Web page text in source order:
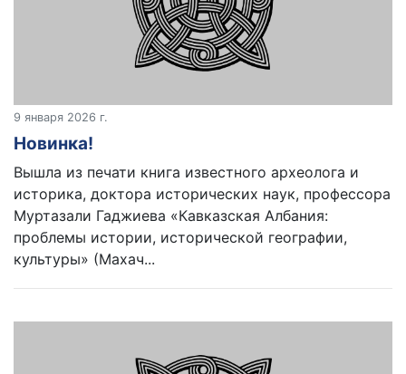
9 января 2026 г.
Новинка!
Вышла из печати книга известного археолога и
историка, доктора исторических наук, профессора
Муртазали Гаджиева «Кавказская Албания:
проблемы истории, исторической географии,
культуры» (Махач...